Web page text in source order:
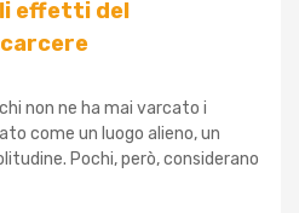
effetti del
non ne ha mai varcato i
come un luogo alieno, un
Pochi, però, considerano